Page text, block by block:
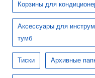
Корзины для
Аксессуары для
тумб
Тиски Архивные